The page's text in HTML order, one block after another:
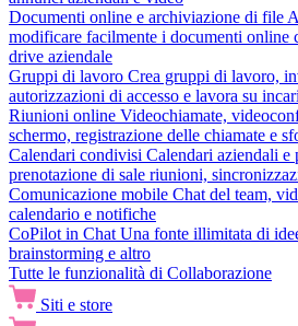
Documenti online e archiviazione di file
modificare facilmente i documenti online
drive aziendale
Gruppi di lavoro Crea gruppi di lavoro,
autorizzazioni di accesso e lavora su
Riunioni online Videochiamate,
schermo, registrazione delle chiamate e
Calendari condivisi Calendari aziendali
prenotazione di sale riunioni,
Comunicazione mobile Chat del team,
calendario e notifiche
CoPilot in Chat Una fonte illimitata di
brainstorming e altro
Tutte le funzionalità di Collaborazione
Siti e store